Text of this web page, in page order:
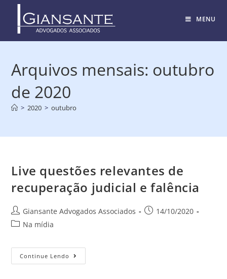
MENU
Arquivos mensais: outubro
de 2020
> 2020 > outubro
Live questões relevantes de
recuperação judicial e falência
Giansante Advogados Associados
14/10/2020
Na mídia
Continue Lendo